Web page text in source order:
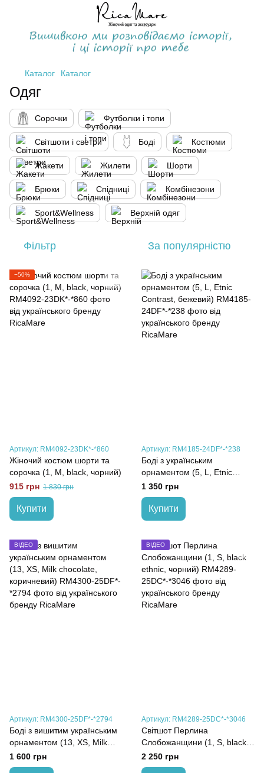
Каталог Каталог
Одяг
Сорочки Футболки і топи
Світшоти і светри Боді Костюми
Жакети Жилети Шорти
Брюки Спідниці Комбінезони
Sport&Wellness Верхній одяг
Фільтр За популярністю
−50%
Артикул: RM4092-23DK*-*860
Жіночий костюм шорти та
сорочка (1, M, black, чорний)
915 грн 1 830 грн
Купити
Артикул: RM4185-24DF*-*238
Боді з українським
орнаментом (5, L, Etnic
Contrast, бежевий)
1 350 грн
Купити
ВІДЕО
Артикул: RM4300-25DF*-*2794
Боді з вишитим українським
орнаментом (13, XS, Milk
chocolate, коричневий)
1 600 грн
ВІДЕО
Артикул: RM4289-25DC*-*3046
Світшот Перлина
Слобожанщини (1, S, black
ethnic, чорний)
2 250 грн